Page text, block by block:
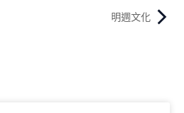
明週文化